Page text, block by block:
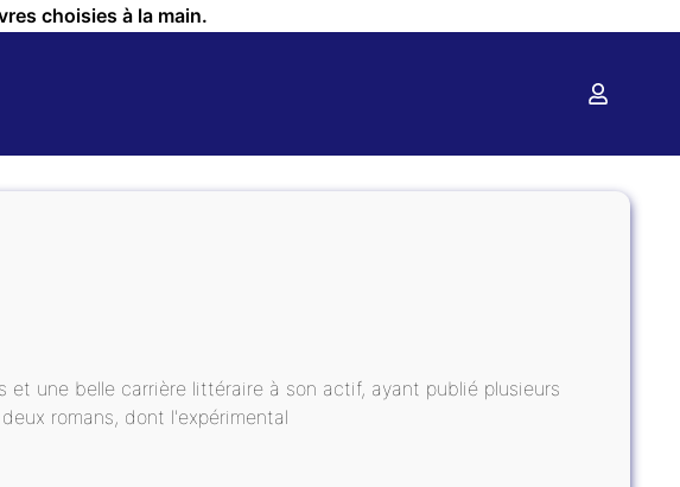
choisies à la main.
et une belle carrière littéraire à son actif, ayant publié plusieurs
romans, dont l'expérimental